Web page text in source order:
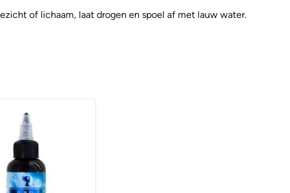
of lichaam, laat drogen en spoel af met lauw water.